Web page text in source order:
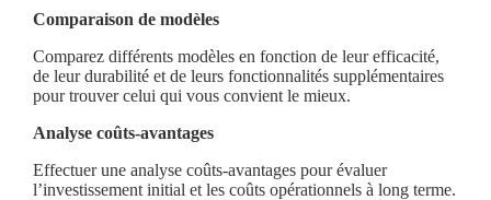
Comparaison de modèles
Comparez différents modèles en fonction de leur efficacité,
de leur durabilité et de leurs fonctionnalités supplémentaires
pour trouver celui qui vous convient le mieux.
Analyse coûts-avantages
Effectuer une analyse coûts-avantages pour évaluer
l’investissement initial et les coûts opérationnels à long terme.